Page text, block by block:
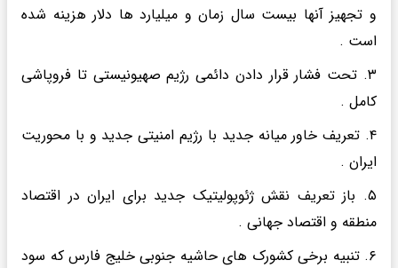
و تجهیز آنها بیست سال زمان و میلیارد ها دلار هزینه شده
است .
۳. تحت فشار قرار دادن دائمی رژیم صهیونیستی تا فروپاشی
کامل .
۴. تعریف خاور میانه جدید با رژیم امنیتی جدید و با محوریت
ایران .
۵. باز تعریف نقش ژئوپولیتیک جدید برای ایران در اقتصاد
منطقه و اقتصاد جهانی .
۶. تنبیه برخی کشورک های حاشیه جنوبی خلیج فارس که سود